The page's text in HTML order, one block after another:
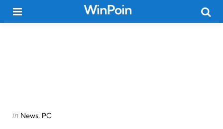
WinPoin
Categories
Posted
in News PC